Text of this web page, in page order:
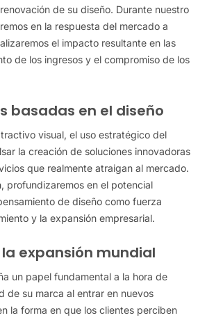
de su diseño. Durante nuestro
en la respuesta del mercado a
el impacto resultante en las
de los ingresos y el compromiso de los
basadas en el diseño
visual, el uso estratégico del
la creación de soluciones innovadoras
que realmente atraigan al mercado.
profundizaremos en el potencial
de diseño como fuerza
y la expansión empresarial.
expansión mundial
un papel fundamental a la hora de
de su marca al entrar en nuevos
la forma en que los clientes perciben